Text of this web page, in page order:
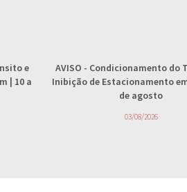
e
| 10 a
AVISO - Condicionamento do
Inibição de Estacionamento
de agosto
03/08/2026